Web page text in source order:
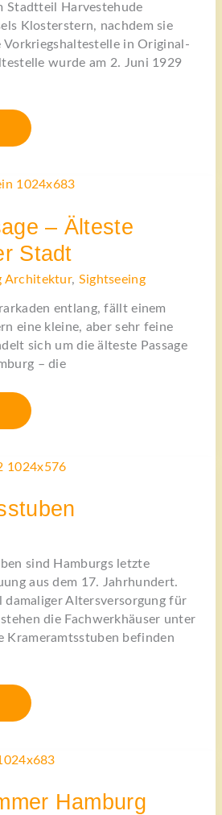
Stadtteil Harvestehude
Klosterstern, nachdem sie
Vorkriegshaltestelle in Original-
wurde am 2. Juni 1929
– Älteste
Stadt
Architektur, Sightseeing
entlang, fällt einem
eine kleine, aber sehr feine
sich um die älteste Passage
– die
sind Hamburgs letzte
aus dem 17. Jahrhundert.
damaliger Altersversorgung für
die Fachwerkhäuser unter
Krameramtsstuben befinden
Hamburg